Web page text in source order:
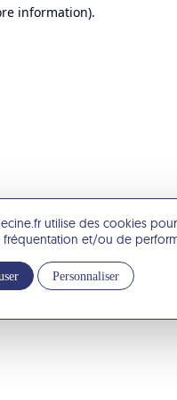
utilise des cookies
fréquentation et/ou de
Personnaliser
information).